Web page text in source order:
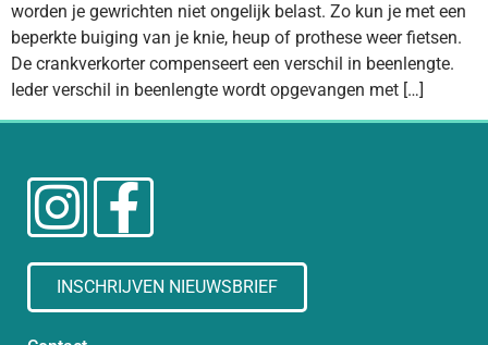
worden je gewrichten niet ongelijk belast. Zo kun je met een
beperkte buiging van je knie, heup of prothese weer fietsen.
De crankverkorter compenseert een verschil in beenlengte.
Ieder verschil in beenlengte wordt opgevangen met […]
INSCHRIJVEN NIEUWSBRIEF